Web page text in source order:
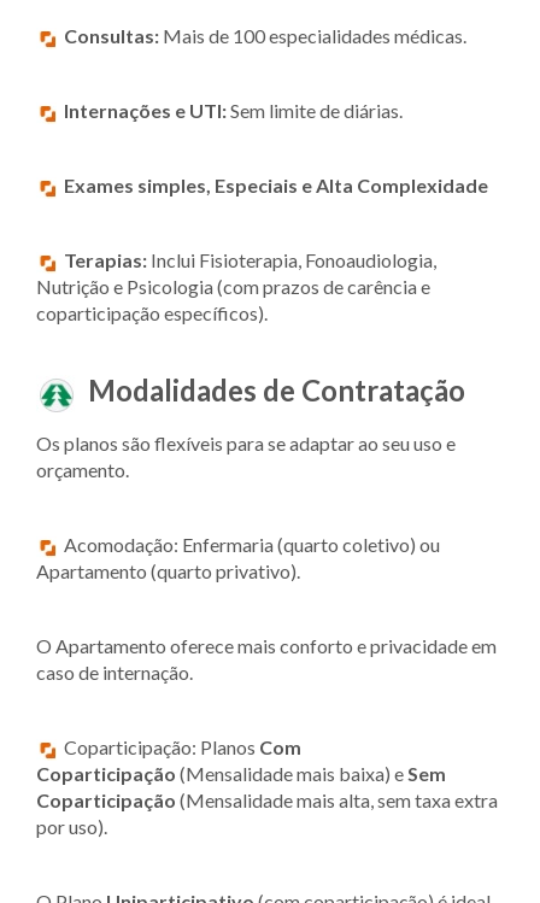
Consultas: Mais de 100 especialidades médicas.
Internações e UTI:Sem limite de diárias.
Exames simples, Especiais e Alta Complexidade
Terapias: Inclui Fisioterapia, Fonoaudiologia,
Nutrição e Psicologia (com prazos de carência e
coparticipação específicos).
Modalidades de Contratação
Os planos são flexíveis para se adaptar ao seu uso e
orçamento.
Acomodação: Enfermaria (quarto coletivo) ou
Apartamento (quarto privativo).
O Apartamento oferece mais conforto e privacidade em
caso de internação.
Coparticipação: Planos Com
Coparticipação (Mensalidade mais baixa) eSem
Coparticipação (Mensalidade mais alta, sem taxa extra
por uso).